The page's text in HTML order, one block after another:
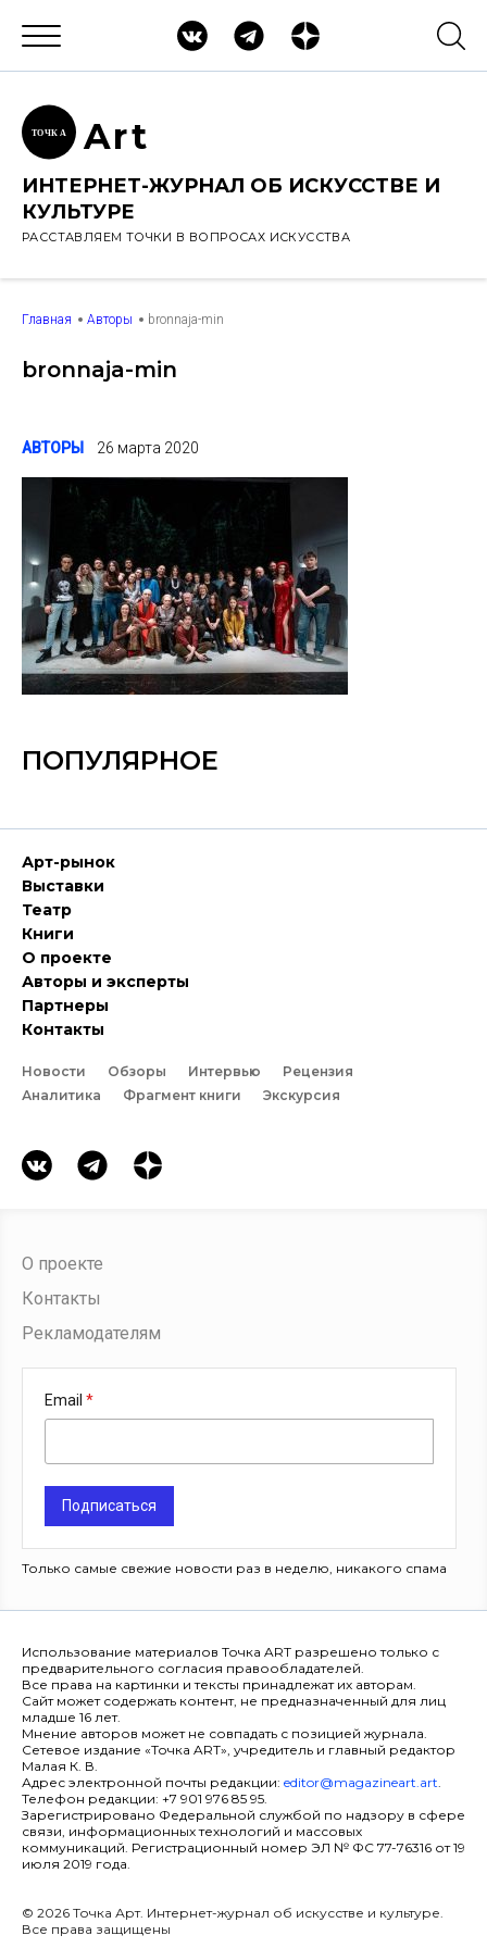
ТОЧК А Art
ИНТЕРНЕТ-ЖУРНАЛ ОБ ИСКУССТВЕ И
КУЛЬТУРЕ
РАССТАВЛЯЕМ ТОЧКИ В ВОПРОСАХ ИСКУССТВА
Главная Авторы bronnaja-min
bronnaja-min
АВТОРЫ 26 марта 2020
ПОПУЛЯРНОЕ
Арт-рынок
Выставки
Театр
Книги
О проекте
Авторы и эксперты
Партнеры
Контакты
Новости Обзоры Интервью
Рецензия
Аналитика
Фрагмент книги Экскурсия
О проекте
Контакты
Рекламодателям
Email
Подписаться
Только самые свежие новости раз в неделю, никакого спама
Использование материалов Точка ART разрешено только с
предварительного согласия правообладателей.
Все права на картинки и тексты принадлежат их авторам.
Сайт может содержать контент, не предназначенный для лиц
младше 16 лет.
Мнение авторов может не совпадать с позицией журнала.
Сетевое издание «Точка ART», учредитель и главный редактор
Малая К. В.
Адрес электронной почты редакции: editor@magazineart.art.
Телефон редакции: +7 901 976 85 95.
Зарегистрировано Федеральной службой по надзору в сфере
связи, информационных технологий и массовых
коммуникаций. Регистрационный номер ЭЛ № ФС 77-76316 от 19
июля 2019 года.
© 2026 Точка Арт. Интернет-журнал об искусстве и культуре.
Все права защищены